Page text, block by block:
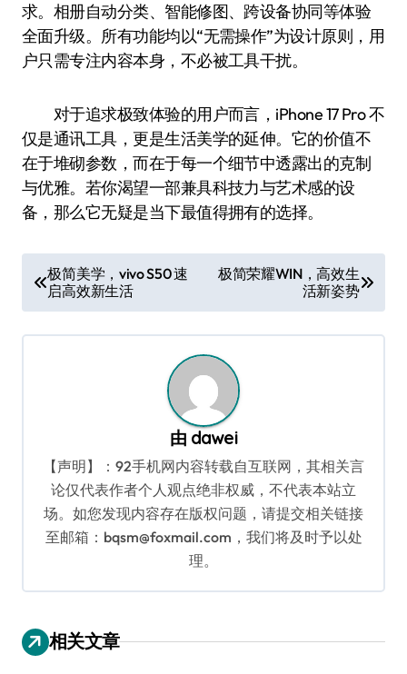
求。相册自动分类、智能修图、跨设备协同等体验
全面升级。所有功能均以“无需操作”为设计原则，用
户只需专注内容本身，不必被工具干扰。
对于追求极致体验的用户而言，iPhone 17 Pro 不
仅是通讯工具，更是生活美学的延伸。它的价值不
在于堆砌参数，而在于每一个细节中透露出的克制
与优雅。若你渴望一部兼具科技力与艺术感的设
备，那么它无疑是当下最值得拥有的选择。
章
导
极简美学，vivo S50 速
启高效新生活
极简荣耀WIN，高效生
活新姿势
由 dawei
【声明】：92手机网内容转载自互联网，其相关言
论仅代表作者个人观点绝非权威，不代表本站立
场。如您发现内容存在版权问题，请提交相关链接
至邮箱：bqsm@foxmail.com，我们将及时予以处
理。
相关文章